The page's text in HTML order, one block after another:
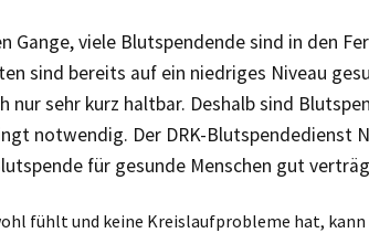
Gange, viele Blutspendende sind in den
sind bereits auf ein niedriges Niveau
nur sehr kurz haltbar. Deshalb sind
notwendig. Der DRK-Blutspendedienst
für gesunde Menschen gut
fühlt und keine Kreislaufprobleme hat,